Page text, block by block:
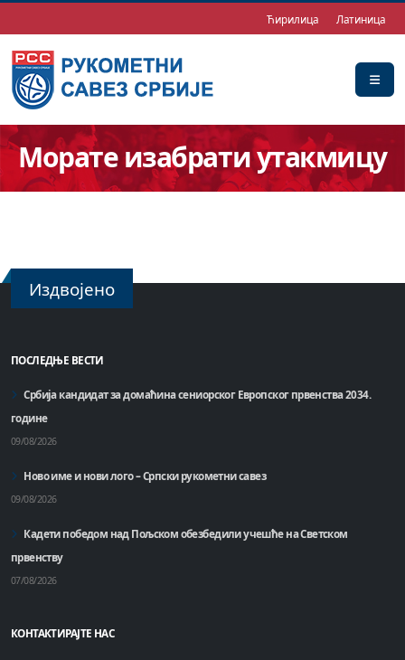
Ћирилица Латиница
Морате изабрати утакмицу
Издвојено
ПОСЛЕДЊЕ ВЕСТИ
Србија кандидат за домаћинa сениорског Европског првенства 2034.
године
09/08/2026
Ново име и нови лого – Српски рукометни савез
09/08/2026
Кадети победом над Пољском обезбедили учешће на Светском
првенству
07/08/2026
КОНТАКТИРАЈТЕ НАС